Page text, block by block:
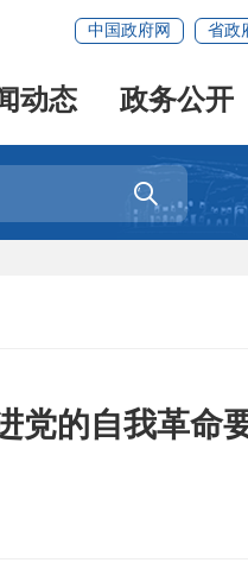
中国政府网 省政
动态 政务公开

党的自我革命